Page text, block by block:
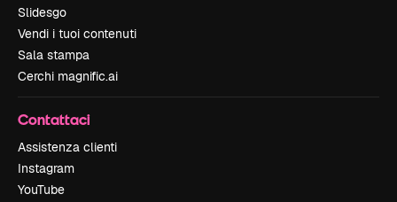
Slidesgo
Vendi i tuoi contenuti
Sala stampa
Cerchi magnific.ai
Contattaci
Assistenza clienti
Instagram
YouTube